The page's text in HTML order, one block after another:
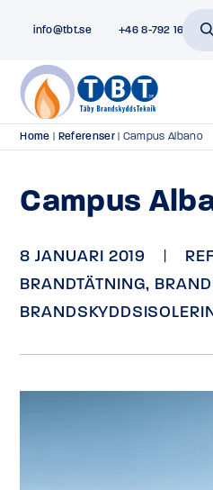
info@tbt.se +46 8-792 16 01
Home Referenser| Campus Albano
Campus
8 JANUARI 2019
BRANDTÄTNING,